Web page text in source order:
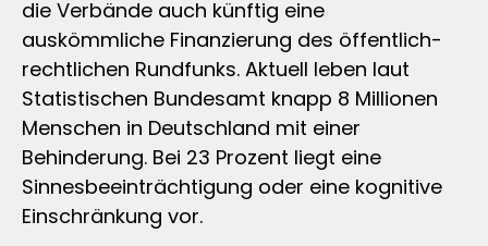
die Verbände auch künftig eine
auskömmliche Finanzierung des öffentlich-
rechtlichen Rundfunks. Aktuell leben laut
Statistischen Bundesamt knapp 8 Millionen
Menschen in Deutschland mit einer
Behinderung. Bei 23 Prozent liegt eine
Sinnesbeeinträchtigung oder eine kognitive
Einschränkung vor.